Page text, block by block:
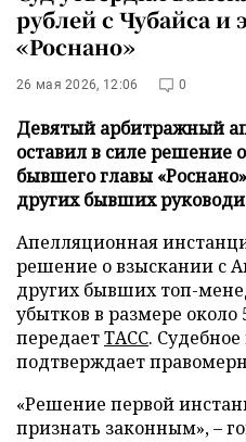
рублей с Чубайса и
«Роснано»
26 мая 2026, 12:06 0
Девятый арбитражный
оставил в силе решение
бывшего главы
других бывших
Апелляционная
решение о взыскании с
других бывших топ-
убытков в размере
передаетТАСС.
подтверждает
«Решение первой
признать законным», –